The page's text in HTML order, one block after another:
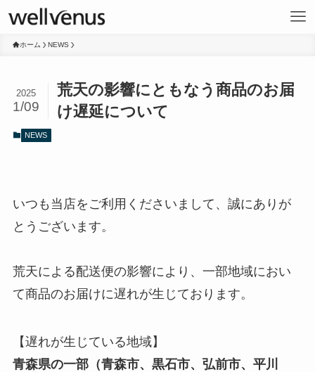
ホーム NEWS
荒天の影響にともなう商品のお届
け遅延について
2025
1/09
NEWS
いつも当店をご利用くださいまして、誠にありが
とうございます。
荒天による配送便の影響により、一部地域におい
て商品のお届けに遅れが生じております。
【遅れが生じている地域】
青森県の一部（青森市、黒石市、弘前市、平川